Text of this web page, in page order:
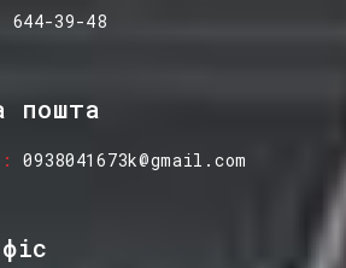
644-39-48
пошта
0938041673k@gmail.com